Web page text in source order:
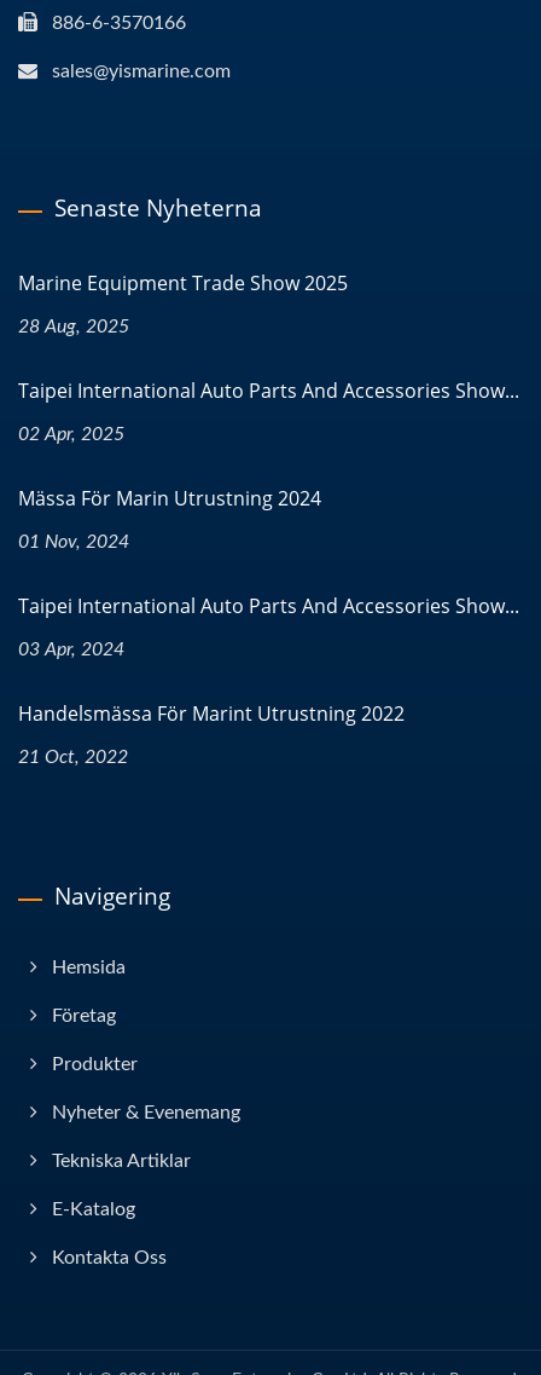
886-6-3570166
sales@yismarine.com
Senaste Nyheterna
Marine Equipment Trade Show 2025
28 Aug, 2025
Taipei International Auto Parts And Accessories Show...
02 Apr, 2025
Mässa För Marin Utrustning 2024
01 Nov, 2024
Taipei International Auto Parts And Accessories Show...
03 Apr, 2024
Handelsmässa För Marint Utrustning 2022
21 Oct, 2022
Navigering
Hemsida
Företag
Produkter
Nyheter & Evenemang
Tekniska Artiklar
E-Katalog
Kontakta Oss